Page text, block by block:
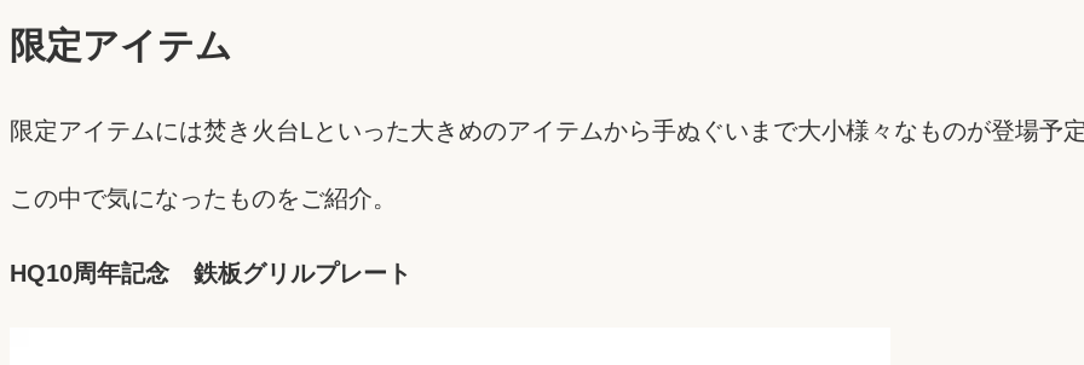
限定アイテム
限定アイテムには焚き火台Lといった大きめのアイテムから手ぬぐいまで大小様々なものが登場予
この中で気になったものをご紹介。
HQ10周年記念 鉄板グリルプレート